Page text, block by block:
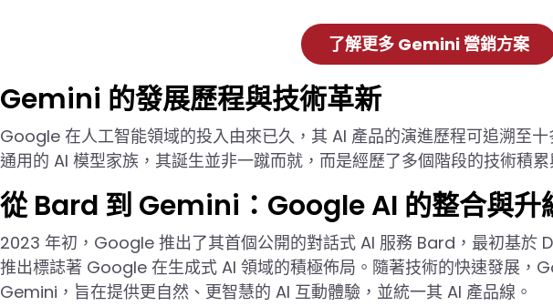
了解更多 Gemini 營銷方案
Gemini 的發展歷程與技術革新
Google 在人工智能領域的投入由來已久，其 AI 產品的演進歷程可追溯至
通用的 AI 模型家族，其誕生並非一蹴而就，而是經歷了多個階段的技術積累
從 Bard 到 Gemini：Google AI 的整合與升
2023 年初，Google 推出了其首個公開的對話式 AI 服務 Bard，最初基於
推出標誌著 Google 在生成式 AI 領域的積極佈局。隨著技術的快速發展，
Gemini，旨在提供更自然、更智慧的 AI 互動體驗，並統一其 AI 產品線。